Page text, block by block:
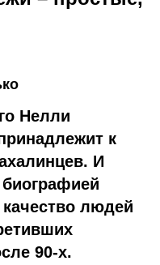
Нелли
к
И
людей
90-х.